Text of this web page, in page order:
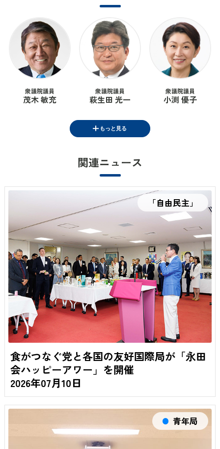
衆議院議員
茂木 敏充
衆議院議員
萩生田 光一
衆議院議員
小渕 優子
衆議院議員
鈴木 憲和
衆議院議員 衆議院議員
もっと見る
関連ニュース
「自由民主」
食がつなぐ党と各国の友好国際局が「永田
会ハッピーアワー」を開催
2026年07月10日
青年局